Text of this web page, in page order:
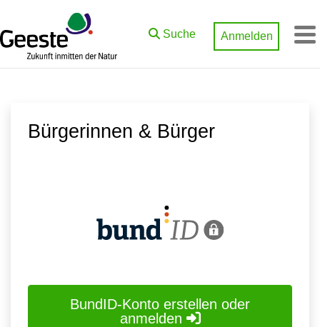
Zum Hauptinhalt springen
Suche Anmelden
Bürgerinnen & Bürger
BundID-Konto erstellen oder
anmelden